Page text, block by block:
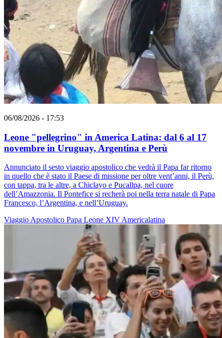
06/08/2026 - 17:53
Leone "pellegrino" in America Latina: dal 6 al 17
novembre in Uruguay, Argentina e Perù
Annunciato il sesto viaggio apostolico che vedrà il Papa far ritorno
in quello che è stato il Paese di missione per oltre vent’anni, il Perù,
con tappa, tra le altre, a Chiclayo e Pucallpa, nel cuore
dell’Amazzonia. Il Pontefice si recherà poi nella terra natale di Papa
Francesco, l’Argentina, e nell’Uruguay.
Viaggio Apostolico Papa Leone XIV Americalatina